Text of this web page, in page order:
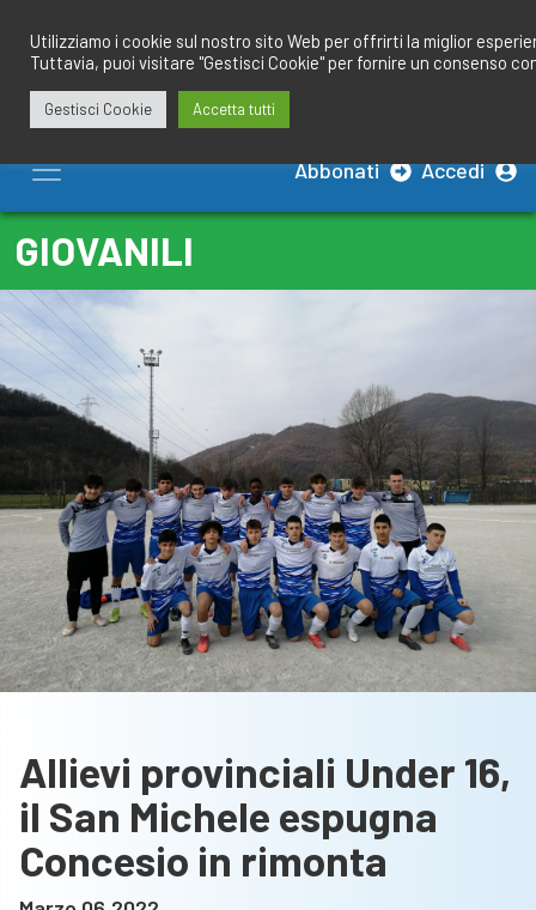
contenuto
Abbonati Accedi
GIOVANILI
Allievi provinciali Under 16,
il San Michele espugna
Concesio in rimonta
Utilizziamo i cookie sul nostro sito Web per offrirti la miglior
Tuttavia, puoi visitare "Gestisci Cookie" per fornire un consenso
Gestisci Cookie Accetta tutti